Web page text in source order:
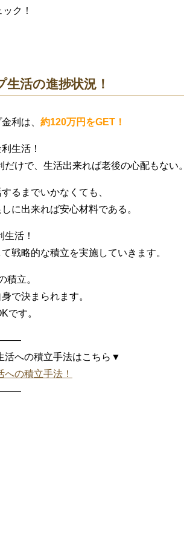
ク！
生活の進捗状況！
利は、 約120万円をGET！
生活！
だけで、生活出来れば老後の心配もない。
るまでいかなくても、
に出来れば安心材料である。
活！
戦略的な積立を実施していきます。
積立。
で決まられます。
です。
活への積立手法はこちら▼
への積立手法！